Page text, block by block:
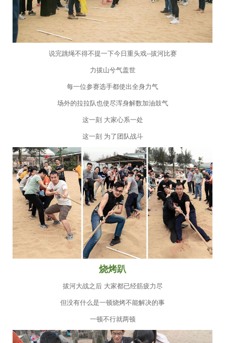
说完跳绳不得不提一下今日重头戏--拔河比赛
力拔山兮气盖世
每一位参赛选手都使出全身力气
场外的拉拉队也使尽浑身解数加油鼓气
这一刻 大家心系一处
这一刻 为了团队战斗
烧烤趴
拔河大战之后 大家都已经筋疲力尽
但没有什么是一顿烧烤不能解决的事
一顿不行就两顿